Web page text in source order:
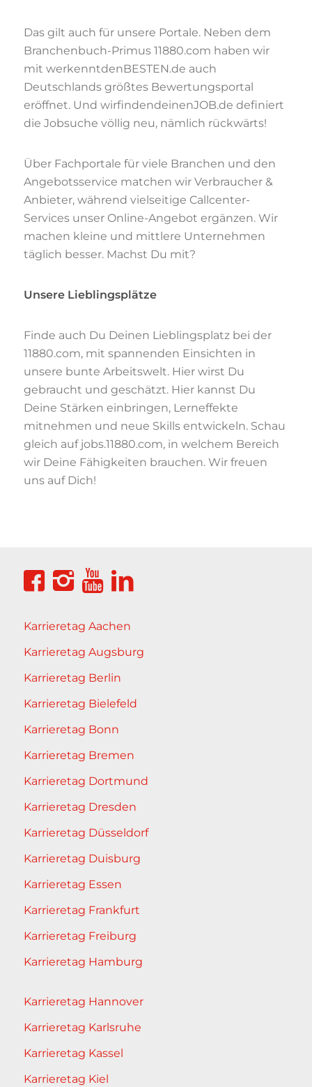
Das gilt auch für unsere Portale. Neben dem
Branchenbuch-Primus 11880.com haben wir
mit werkenntdenBESTEN.de auch
Deutschlands größtes Bewertungsportal
eröffnet. Und wirfindendeinenJOB.de definiert
die Jobsuche völlig neu, nämlich rückwärts!
Über Fachportale für viele Branchen und den
Angebotsservice matchen wir Verbraucher &
Anbieter, während vielseitige Callcenter-
Services unser Online-Angebot ergänzen. Wir
machen kleine und mittlere Unternehmen
täglich besser. Machst Du mit?
Unsere Lieblingsplätze
Finde auch Du Deinen Lieblingsplatz bei der
11880.com, mit spannenden Einsichten in
unsere bunte Arbeitswelt. Hier wirst Du
gebraucht und geschätzt. Hier kannst Du
Deine Stärken einbringen, Lerneffekte
mitnehmen und neue Skills entwickeln. Schau
gleich auf jobs.11880.com, in welchem Bereich
wir Deine Fähigkeiten brauchen. Wir freuen
uns auf Dich!
Karrieretag Aachen
Karrieretag Augsburg
Karrieretag Berlin
Karrieretag Bielefeld
Karrieretag Bonn
Karrieretag Bremen
Karrieretag Dortmund
Karrieretag Dresden
Karrieretag Düsseldorf
Karrieretag Duisburg
Karrieretag Essen
Karrieretag Frankfurt
Karrieretag Freiburg
Karrieretag Hamburg
Karrieretag Hannover
Karrieretag Karlsruhe
Karrieretag Kassel
Karrieretag Kiel